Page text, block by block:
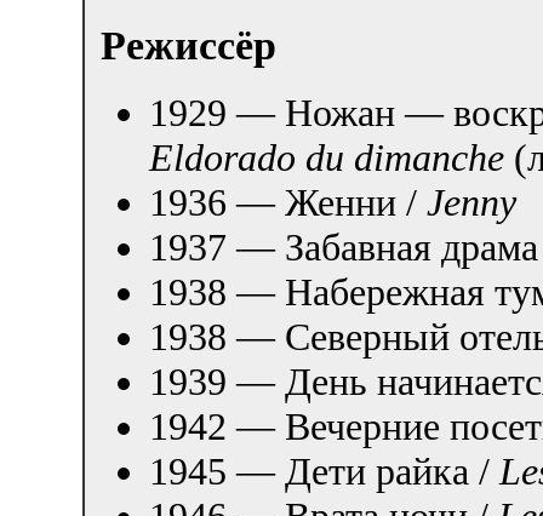
Режиссёр
1929 — Ножан —
Eldorado du dimanche
1936 — Женни / Jenny
1937 — Забавная
1938 — Набережная
1938 — Северный
1939 — День
1942 — Вечерние
1945 — Дети райка /